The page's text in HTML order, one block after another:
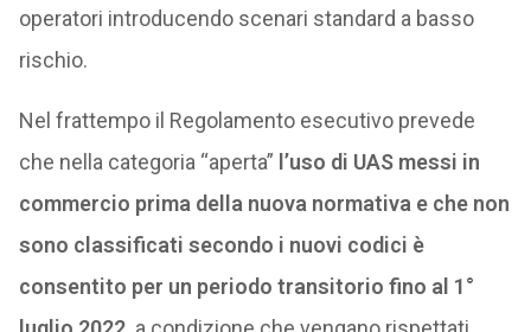
operatori introducendo scenari standard a basso
rischio.
Nel frattempo il Regolamento esecutivo prevede
che nella categoria “aperta” l’uso di UAS messi in
commercio prima della nuova normativa e che non
sono classificati secondo i nuovi codici è
consentito per un periodo transitorio fino al 1°